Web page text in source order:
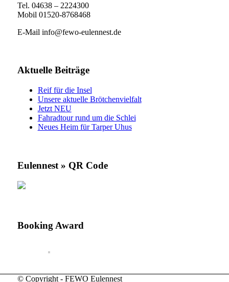
Tel. 04638 – 2224300
Mobil 01520-8768468
E-Mail info@fewo-eulennest.de
Aktuelle Beiträge
Reif für die Insel
Unsere aktuelle Brötchenvielfalt
Jetzt NEU
Fahradtour rund um die Schlei
Neues Heim für Tarper Uhus
Eulennest » QR Code
Booking Award
© Copyright - FEWO Eulennest